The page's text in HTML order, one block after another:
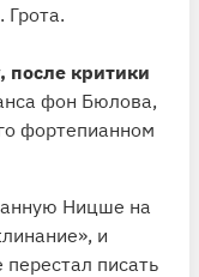
после критики
фон Бюлова,
фортепианном
Ницше на
и
писать